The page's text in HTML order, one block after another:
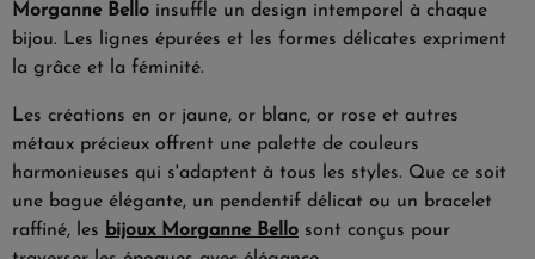
Morganne Bello insuffle un design intemporel à chaque
bijou. Les lignes épurées et les formes délicates expriment
la grâce et la féminité.
Les créations en or jaune, or blanc, or rose et autres
métaux précieux offrent une palette de couleurs
harmonieuses qui s'adaptent à tous les styles. Que ce soit
une bague élégante, un pendentif délicat ou un bracelet
raffiné, les bijoux Morganne Bello sont conçus pour